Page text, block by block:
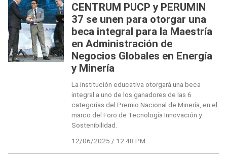
CENTRUM PUCP y PERUMIN
37 se unen para otorgar una
beca integral para la Maestría
en Administración de
Negocios Globales en Energía
y Minería
La institución educativa otorgará una beca
integral a uno de los ganadores de las 6
categorías del Premio Nacional de Minería, en el
marco del Foro de Tecnología Innovación y
Sostenibilidad.
12/06/2025 / 12:48 PM